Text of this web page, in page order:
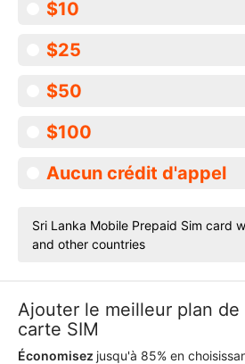
$10
$25
$50
$100
Aucun crédit d'appel
Sri Lanka Mobile Prepaid Sim card
and other countries
Ajouter le meilleur plan de
carte SIM
Économisez jusqu'à 85% en